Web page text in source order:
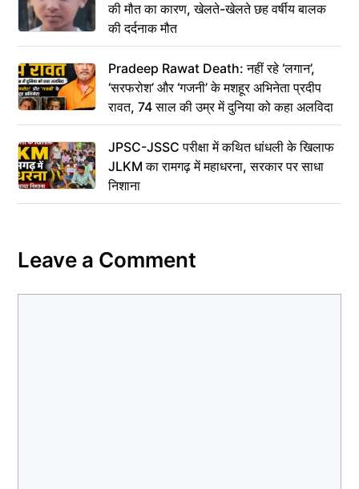
की मौत का कारण, खेलते-खेलते छह वर्षीय बालक
की दर्दनाक मौत
Pradeep Rawat Death: नहीं रहे ‘लगान’,
‘सरफरोश’ और ‘गजनी’ के मशहूर अभिनेता प्रदीप
रावत, 74 साल की उम्र में दुनिया को कहा अलविदा
JPSC-JSSC परीक्षा में कथित धांधली के खिलाफ
JLKM का रामगढ़ में महाधरना, सरकार पर साधा
निशाना
Leave a Comment